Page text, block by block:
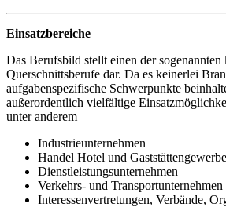
Einsatzbereiche
Das Berufsbild stellt einen der sogenannten
Querschnittsberufe dar. Da es keinerlei
aufgabenspezifische Schwerpunkte
außerordentlich vielfältige
unter anderem
Industrieunternehmen
Handel Hotel und
Dienstleistungsunternehmen
Verkehrs- und Transportunternehmen
Interessenvertretungen, Verbände,